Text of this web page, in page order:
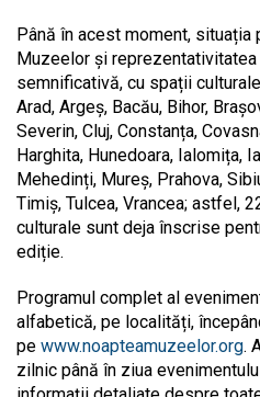
Până în acest moment, situația
Muzeelor și
semnificativă, cu spații
Arad, Argeș, Bacău, Bihor,
Severin, Cluj, Constanța,
Harghita, Hunedoara, Ialomița,
Mehedinți, Mureș, Prahova,
Timiș, Tulcea, Vrancea; astfel,
culturale sunt deja înscrise
ediție.
Programul complet al
alfabetică, pe localități,
pe www.noapteamuzeelor.org.
zilnic până în ziua